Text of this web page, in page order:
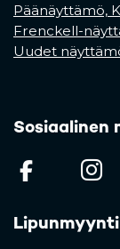
Päänäyttämö,
Frenckell-
Uudet
Sosiaalinen
Lipunmyynti